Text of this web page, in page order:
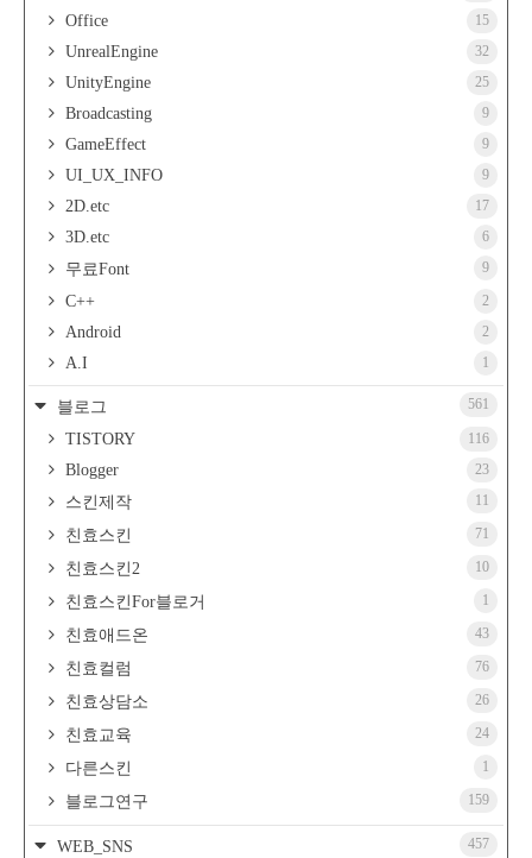
Office 15
UnrealEngine 32
UnityEngine 25
Broadcasting 9
GameEffect 9
UI_UX_INFO 9
2D.etc 17
3D.etc 6
무료Font 9
C++ 2
Android 2
A.I 1
블로그 561
TISTORY 116
Blogger 23
스킨제작 11
친효스킨 71
친효스킨2 10
친효스킨For블로거 1
친효애드온 43
친효컬럼 76
친효상담소 26
친효교육 24
다른스킨 1
블로그연구 159
WEB_SNS 457